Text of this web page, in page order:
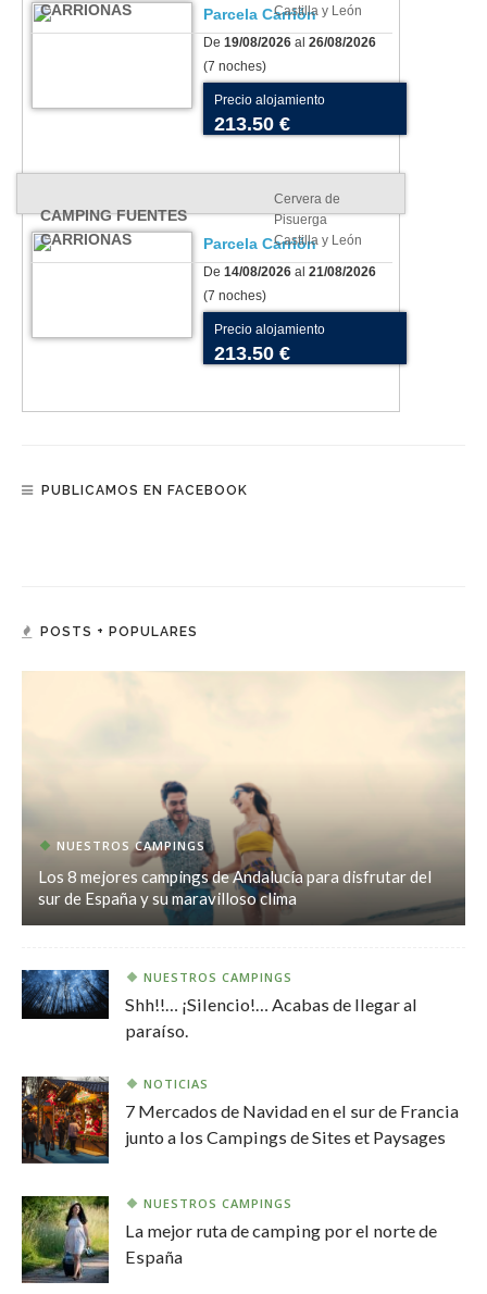
CARRIONAS
Castilla y León
Parcela Carrión
De 19/08/2026 al 26/08/2026
(7 noches)
Precio alojamiento
213.50 €
CAMPING FUENTES
CARRIONAS
Cervera de
Pisuerga
Castilla y León
Parcela Carrión
De 14/08/2026 al 21/08/2026
(7 noches)
Precio alojamiento
213.50 €
PUBLICAMOS EN FACEBOOK
POSTS + POPULARES
NUESTROS CAMPINGS
Los 8 mejores campings de Andalucía para disfrutar del
sur de España y su maravilloso clima
NUESTROS CAMPINGS
Shh!!… ¡Silencio!… Acabas de llegar al
paraíso.
NOTICIAS
7 Mercados de Navidad en el sur de Francia
junto a los Campings de Sites et Paysages
NUESTROS CAMPINGS
La mejor ruta de camping por el norte de
España